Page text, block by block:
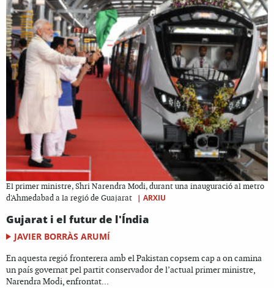
El primer ministre, Shri Narendra Modi, durant una inauguració al metro
d'Ahmedabad a la regió de Guajarat
| ARXIU
Gujarat i el futur de l'Índia
JAVIER BORRÀS ARUMÍ
En aquesta regió fronterera amb el Pakistan copsem cap a on camina
un país governat pel partit conservador de l’actual primer ministre,
Narendra Modi, enfrontat...